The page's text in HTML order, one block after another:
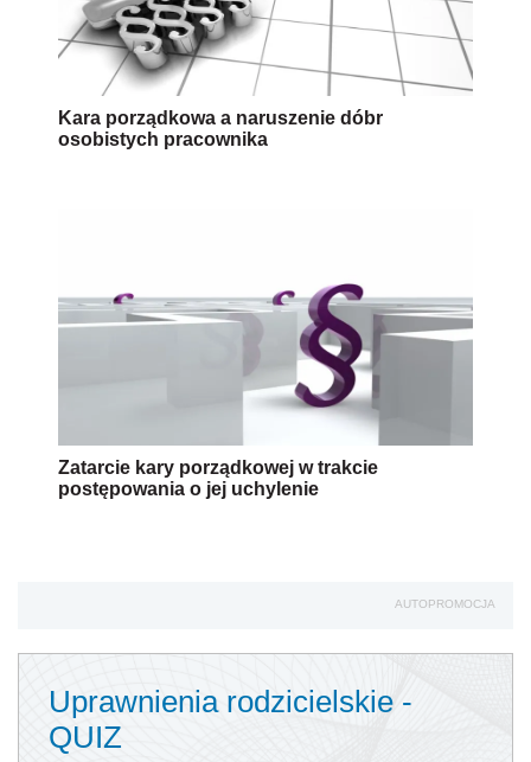
Kara porządkowa a naruszenie dóbr
osobistych pracownika
Zatarcie kary porządkowej w trakcie
postępowania o jej uchylenie
AUTOPROMOCJA
Uprawnienia rodzicielskie -
QUIZ